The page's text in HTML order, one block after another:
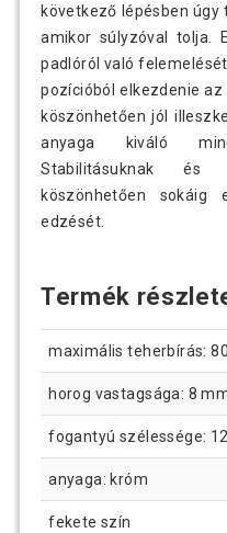
következő lépésben úgy
amikor súlyzóval tolja.
padlóról való
pozícióból elkezdenie
köszönhetően jól
anyaga kiváló
Stabilitásuknak és
köszönhetően sokáig
edzését.
Termék
maximális teherbírás:
horog vastagsága: 8
fogantyú szélessége:
anyaga: króm
fekete szín